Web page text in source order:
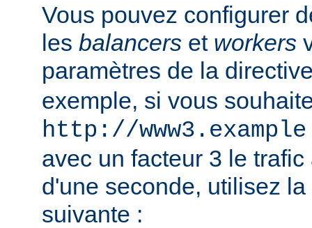
Vous pouvez configurer
les balancers et workers
paramètres de la
exemple, si vous
http://
avec un facteur 3 le
d'une seconde, utilisez
suivante :